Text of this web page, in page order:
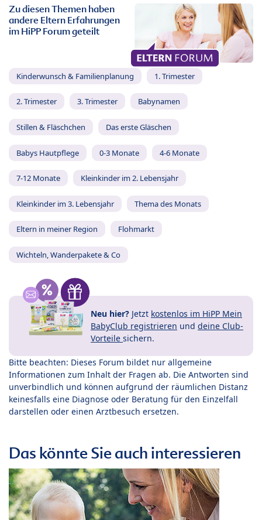
Zu diesen Themen haben
andere Eltern Erfahrungen
im HiPP Forum geteilt
Kinderwunsch & Familienplanung 1. Trimester
2. Trimester 3. Trimester Babynamen
Stillen & Fläschchen Das erste Gläschen
Babys Hautpflege 0-3 Monate 4-6 Monate
7-12 Monate Kleinkinder im 2. Lebensjahr
Kleinkinder im 3. Lebensjahr Thema des Monats
Eltern in meiner Region Flohmarkt
Wichteln, Wanderpakete & Co
Neu hier? Jetzt kostenlos im HiPP Mein
BabyClub registrieren und deine Club-
Vorteile sichern.
Bitte beachten: Dieses Forum bildet nur allgemeine
Informationen zum Inhalt der Fragen ab. Die Antworten sind
unverbindlich und können aufgrund der räumlichen Distanz
keinesfalls eine Diagnose oder Beratung für den Einzelfall
darstellen oder einen Arztbesuch ersetzen.
Das könnte Sie auch interessieren